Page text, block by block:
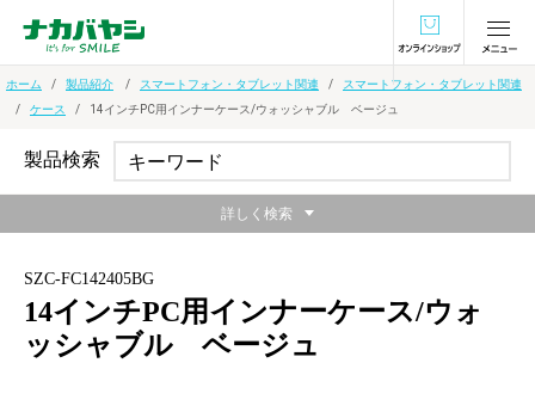
オンラインショ
ホーム 製品紹介 スマートフォン・タブレット関連
スマートフォン・タブレット関連
ケース
14インチPC用インナーケース/ウォッシャブル ベージュ
SZC-FC142405BG
14インチPC用インナーケース/ウォ
ッシャブル ベージュ
製品検索
詳しく検索